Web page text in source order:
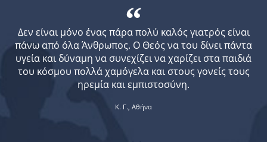
“
Δεν είναι μόνο ένας πάρα πολύ καλός γιατρός είναι
πάνω από όλα Άνθρωπος. Ο Θεός να του δίνει πάντα
υγεία και δύναμη να συνεχίζει να χαρίζει στα παιδιά
του κόσμου πολλά χαμόγελα και στους γονείς τους
ηρεμία και εμπιστοσύνη.
Κ. Γ., Αθήνα